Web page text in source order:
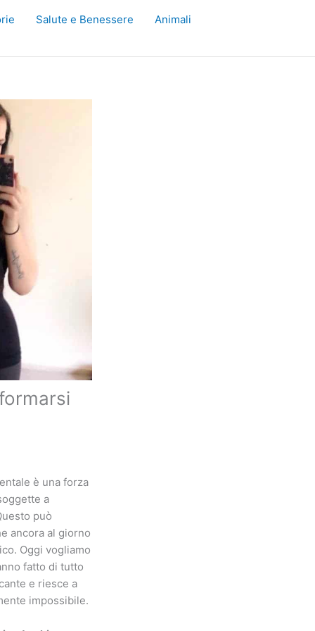
Salute e Benessere
Animali
è una forza
a
può
ancora al giorno
Oggi vogliamo
fatto di tutto
e riesce a
impossibile.